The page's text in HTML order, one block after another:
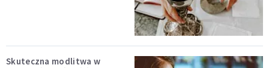
Skuteczna modlitwa w